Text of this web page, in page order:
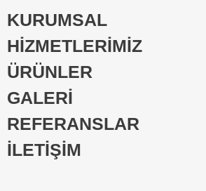
KURUMSAL
HİZMETLERİMİZ
ÜRÜNLER
GALERİ
REFERANSLAR
İLETİŞİM